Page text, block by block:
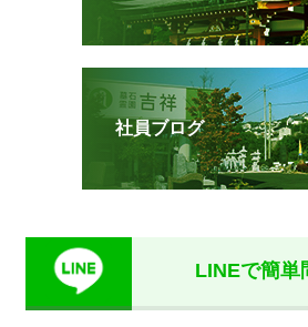
社員ブログ
LINEで簡単